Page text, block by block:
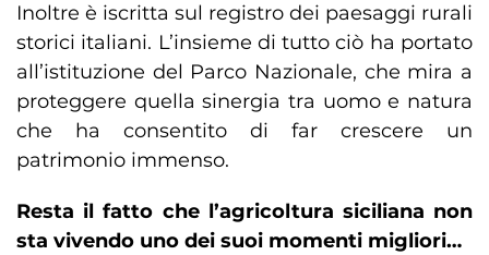
Inoltre è iscritta sul registro dei paesaggi rurali
storici italiani. L’insieme di tutto ciò ha portato
all’istituzione del Parco Nazionale, che mira a
proteggere quella sinergia tra uomo e natura
che ha consentito di far crescere un
patrimonio immenso.
Resta il fatto che l’agricoltura siciliana non
sta vivendo uno dei suoi momenti migliori…